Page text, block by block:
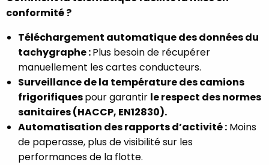
conformité ?
Téléchargement automatique des données du
tachygraphe :Plus besoin de récupérer
manuellement les cartes conducteurs.
Surveillance de la température des camions
frigorifiquespour garantir le respect des normes
sanitaires (HACCP, EN12830).
Automatisation des rapports d’activité : Moins
de paperasse, plus de visibilité sur les
performances de la flotte.